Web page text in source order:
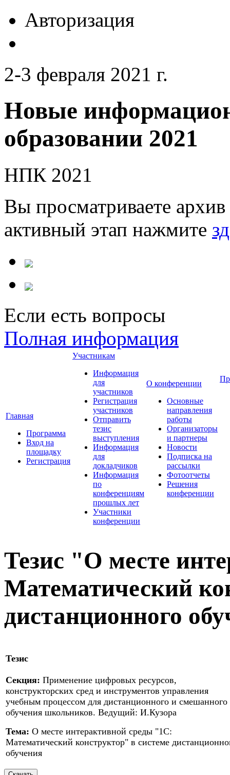
Авторизация
2-3 февраля 2021 г.
Новые
образовании 2021
НПК 2021
Вы просматриваете
активный этап нажмите
Если есть вопросы
Полная информация
Главная
Программа
Вход на
площадку
Регистрация
Участникам
Информация
для
участников
Регистрация
участников
Отправить
тезис
выступления
Информация
для
докладчиков
Информация
по
конференциям
прошлых лет
Участники
конференции
О конференции
Основные
направления
работы
Организаторы
и партнеры
Новости
Подписка на
рассылки
Фотоотчеты
Решения
конференции
Тезис "О месте
Математический
дистанционного
Тезис
Секция: Применение цифровых ресурсов,
конструкторских сред и инструментов управления
учебным процессом для дистанционного и смешанного
обучения школьников. Ведущий: И.Кузора
Тема: О месте интерактивной среды "1С:
Математический конструктор" в системе
обучения